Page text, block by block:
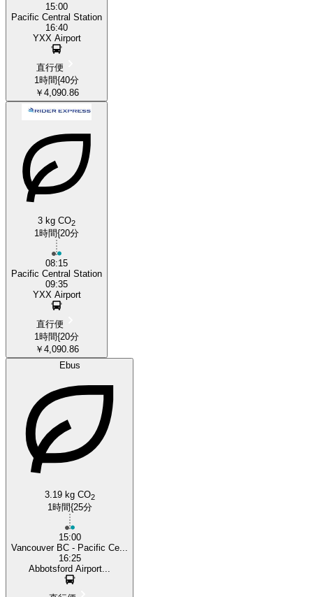
15:00
Pacific Central Station
16:40
YXX Airport
直行便
1時間{40分
￥4,090.86
3 kg CO2
1時間{20分
08:15
Pacific Central Station
09:35
YXX Airport
直行便
1時間{20分
￥4,090.86
Ebus
3.19 kg CO2
1時間{25分
15:00
Vancouver BC - Pacific Ce...
16:25
Abbotsford Airport...